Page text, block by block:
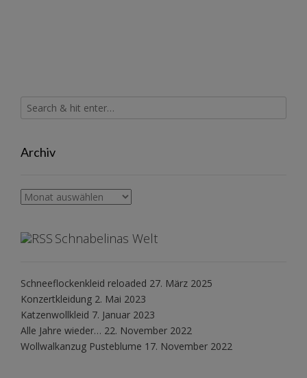
Archiv
Archiv
Schnabelinas Welt
Schneeflockenkleid reloaded 27. März 2025
Konzertkleidung 2. Mai 2023
Katzenwollkleid 7. Januar 2023
Alle Jahre wieder… 22. November 2022
Wollwalkanzug Pusteblume 17. November 2022